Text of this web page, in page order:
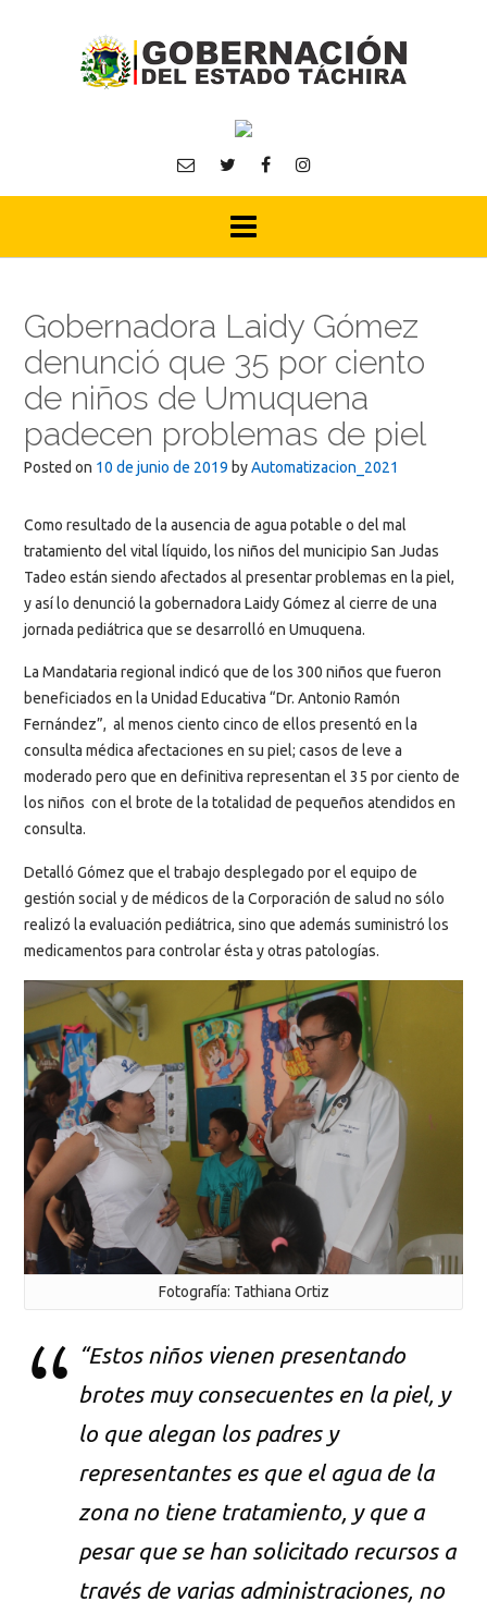
Gobernadora Laidy Gómez
denunció que 35 por ciento
de niños de Umuquena
padecen problemas de piel
Posted on 10 de junio de 2019 byAutomatizacion_2021
Como resultado de la ausencia de agua potable o del mal
tratamiento del vital líquido, los niños del municipio San Judas
Tadeo están siendo afectados al presentar problemas en la piel,
y así lo denunció la gobernadora Laidy Gómez al cierre de una
jornada pediátrica que se desarrolló en Umuquena.
La Mandataria regional indicó que de los 300 niños que fueron
beneficiados en la Unidad Educativa “Dr. Antonio Ramón
Fernández”, al menos ciento cinco de ellos presentó en la
consulta médica afectaciones en su piel; casos de leve a
moderado pero que en definitiva representan el 35 por ciento de
los niños con el brote de la totalidad de pequeños atendidos en
consulta.
Detalló Gómez que el trabajo desplegado por el equipo de
gestión social y de médicos de la Corporación de salud no sólo
realizó la evaluación pediátrica, sino que además suministró los
medicamentos para controlar ésta y otras patologías.
Fotografía: Tathiana Ortiz
“Estos niños vienen presentando
brotes muy consecuentes en la piel, y
lo que alegan los padres y
representantes es que el agua de la
zona no tiene tratamiento, y que a
pesar que se han solicitado recursos a
través de varias administraciones, no